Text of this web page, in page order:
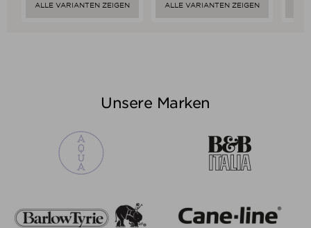
ALLE VARIANTEN ZEIGEN ALLE VARIANTEN ZEIGEN
Unsere Marken